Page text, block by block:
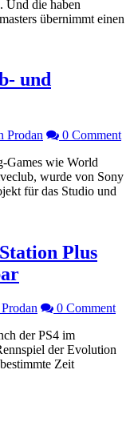
Und die haben
übernimmt einen
und
Prodan
0 Comment
Games wie World
wurde von Sony
für das Studio und
Plus
0 Comment
der PS4 im
der Evolution
Zeit